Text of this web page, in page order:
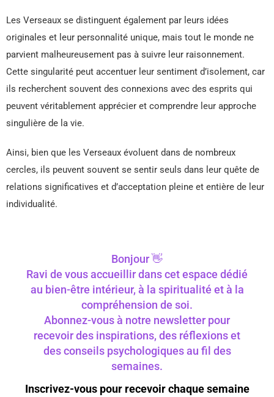
Les Verseaux se distinguent également par leurs idées
originales et leur personnalité unique, mais tout le monde ne
parvient malheureusement pas à suivre leur raisonnement.
Cette singularité peut accentuer leur sentiment d’isolement, car
ils recherchent souvent des connexions avec des esprits qui
peuvent véritablement apprécier et comprendre leur approche
singulière de la vie.
Ainsi, bien que les Verseaux évoluent dans de nombreux
cercles, ils peuvent souvent se sentir seuls dans leur quête de
relations significatives et d’acceptation pleine et entière de leur
individualité.
Bonjour 👋
Ravi de vous accueillir dans cet espace dédié
au bien-être intérieur, à la spiritualité et à la
compréhension de soi.
Abonnez-vous à notre newsletter pour
recevoir des inspirations, des réflexions et
des conseils psychologiques au fil des
semaines.
Inscrivez-vous pour recevoir chaque semaine